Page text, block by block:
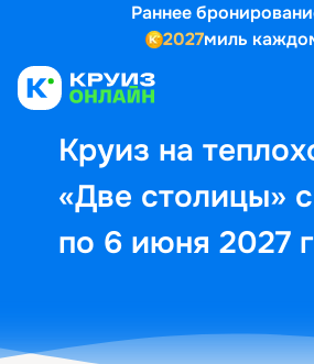
Раннее
2027миль
Круиз на
«Две столицы»
по 6 июня 2027
Выбор кают